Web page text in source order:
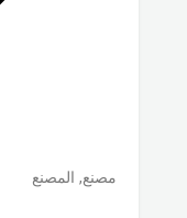
مصنع, المصنع